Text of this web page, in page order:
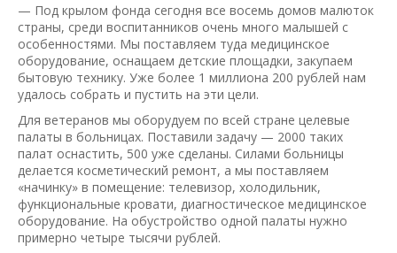
— Под крылом фонда сегодня все восемь домов малюток
страны, среди воспитанников очень много малышей с
особенностями. Мы поставляем туда медицинское
оборудование, оснащаем детские площадки, закупаем
бытовую технику. Уже более 1 миллиона 200 рублей нам
удалось собрать и пустить на эти цели.
Для ветеранов мы оборудуем по всей стране целевые
палаты в больницах. Поставили задачу — 2000 таких
палат оснастить, 500 уже сделаны. Силами больницы
делается косметический ремонт, а мы поставляем
«начинку» в помещение: телевизор, холодильник,
функциональные кровати, диагностическое медицинское
оборудование. На обустройство одной палаты нужно
примерно четыре тысячи рублей.